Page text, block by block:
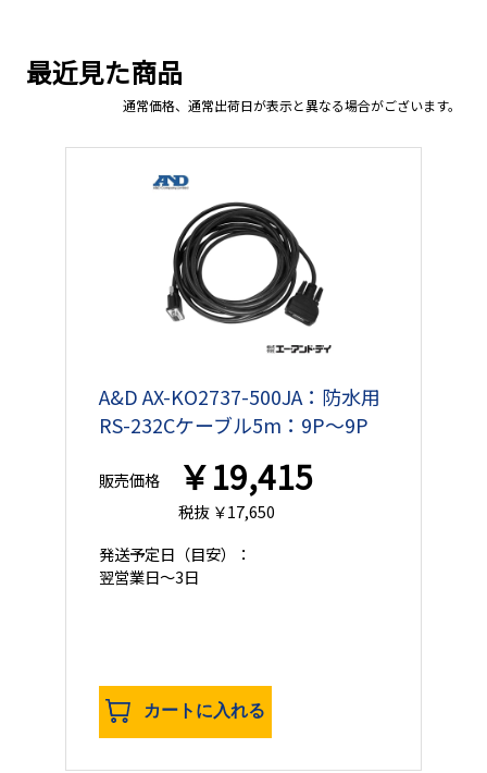
最近見た商品
通常価格、通常出荷日が表示と異なる場合がございます。
A&D AX-KO2737-500JA：防水用
RS-232Cケーブル5m：9P〜9P
販売価格 ￥19,415
税抜 ￥17,650
発送予定日 （目安）：
翌営業日～3日
カートに入れる